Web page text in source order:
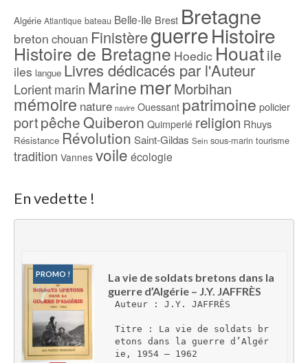
Algérie Atlantique bateau Belle-Ile Brest Bretagne
breton chouan FinistèreguerreHistoire
Histoire de Bretagne Hoedic Houatile
iles langue Livres dédicacés par l'Auteur
Lorientmarin Marine merMorbihan
mémoire nature navire Ouessant patrimoine policier
portpêcheQuiberon Quimperlé religion Rhuys
Résistance Révolution Saint-Gildas Sein sous-marin tourisme
tradition Vannes voile écologie
En vedette !
PROMO !
La vie de soldats bretons dans la
guerre d’Algérie – J.Y. JAFFRÈS
Auteur : J.Y. JAFFRÈS
Titre : La vie de soldats br
etons dans la guerre d’Algér
ie, 1954 – 1962